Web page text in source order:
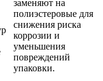
заменяют на
полиэстеровые для
снижения риска
коррозии и
уменьшения
повреждений
упаковки.